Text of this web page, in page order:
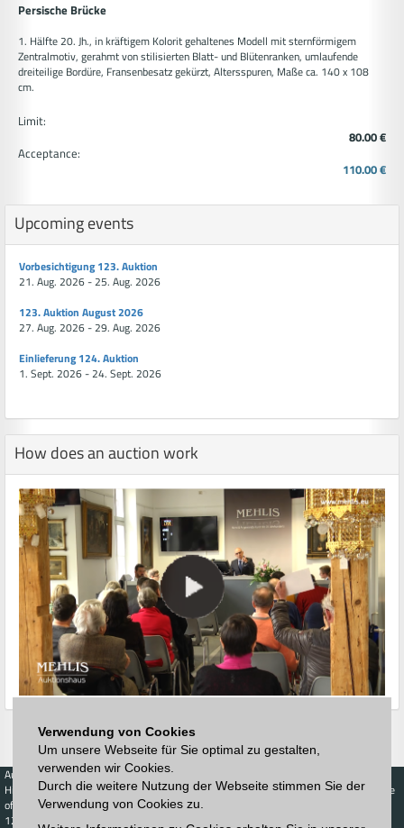
Verwendung von Cookies
Um unsere Webseite für Sie optimal zu gestalten,
verwenden wir Cookies.
Durch die weitere Nutzung der Webseite stimmen Sie der
Verwendung von Cookies zu.
Persische Brücke
1. Hälfte 20. Jh., in kräftigem Kolorit gehaltenes Modell mit sternförmigem
Zentralmotiv, gerahmt von stilisierten Blatt- und Blütenranken, umlaufende
dreiteilige Bordüre, Fransenbesatz gekürzt, Altersspuren, Maße ca. 140 x 108
cm.
Limit:
80.00 €
Acceptance:
110.00 €
Upcoming events
Vorbesichtigung 123. Auktion
21. Aug. 2026 - 25. Aug. 2026
123. Auktion August 2026
27. Aug. 2026 - 29. Aug. 2026
Einlieferung 124. Auktion
1. Sept. 2026 - 24. Sept. 2026
How does an auction work
Auctions
Highest acceptance
of bids
123. Auktion
Buy
Live-Auction
Calendar
Highest acceptance